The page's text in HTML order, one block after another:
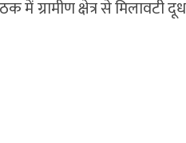
ग्रामीण क्षेत्र से मिलावटी दूध